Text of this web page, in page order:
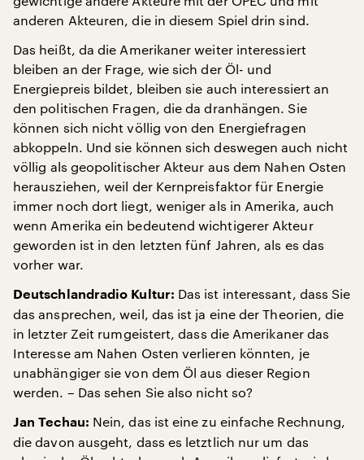
anderen Akteuren, die in diesem Spiel drin sind.
Das heißt, da die Amerikaner weiter interessiert
bleiben an der Frage, wie sich der Öl- und
Energiepreis bildet, bleiben sie auch interessiert an
den politischen Fragen, die da dranhängen. Sie
können sich nicht völlig von den Energiefragen
abkoppeln. Und sie können sich deswegen auch nicht
völlig als geopolitischer Akteur aus dem Nahen Osten
herausziehen, weil der Kernpreisfaktor für Energie
immer noch dort liegt, weniger als in Amerika, auch
wenn Amerika ein bedeutend wichtigerer Akteur
geworden ist in den letzten fünf Jahren, als es das
vorher war.
Deutschlandradio Kultur: Das ist interessant, dass Sie
das ansprechen, weil, das ist ja eine der Theorien, die
in letzter Zeit rumgeistert, dass die Amerikaner das
Interesse am Nahen Osten verlieren könnten, je
unabhängiger sie von dem Öl aus dieser Region
werden. – Das sehen Sie also nicht so?
Jan Techau: Nein, das ist eine zu einfache Rechnung,
die davon ausgeht, dass es letztlich nur um das